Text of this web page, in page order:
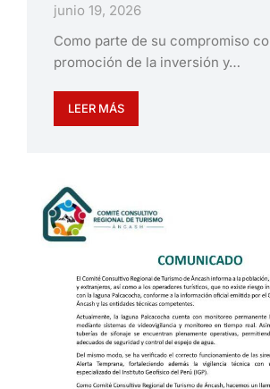
junio 19, 2026
Como parte de su compromiso
promoción de la inversión y…
LEER MÁS